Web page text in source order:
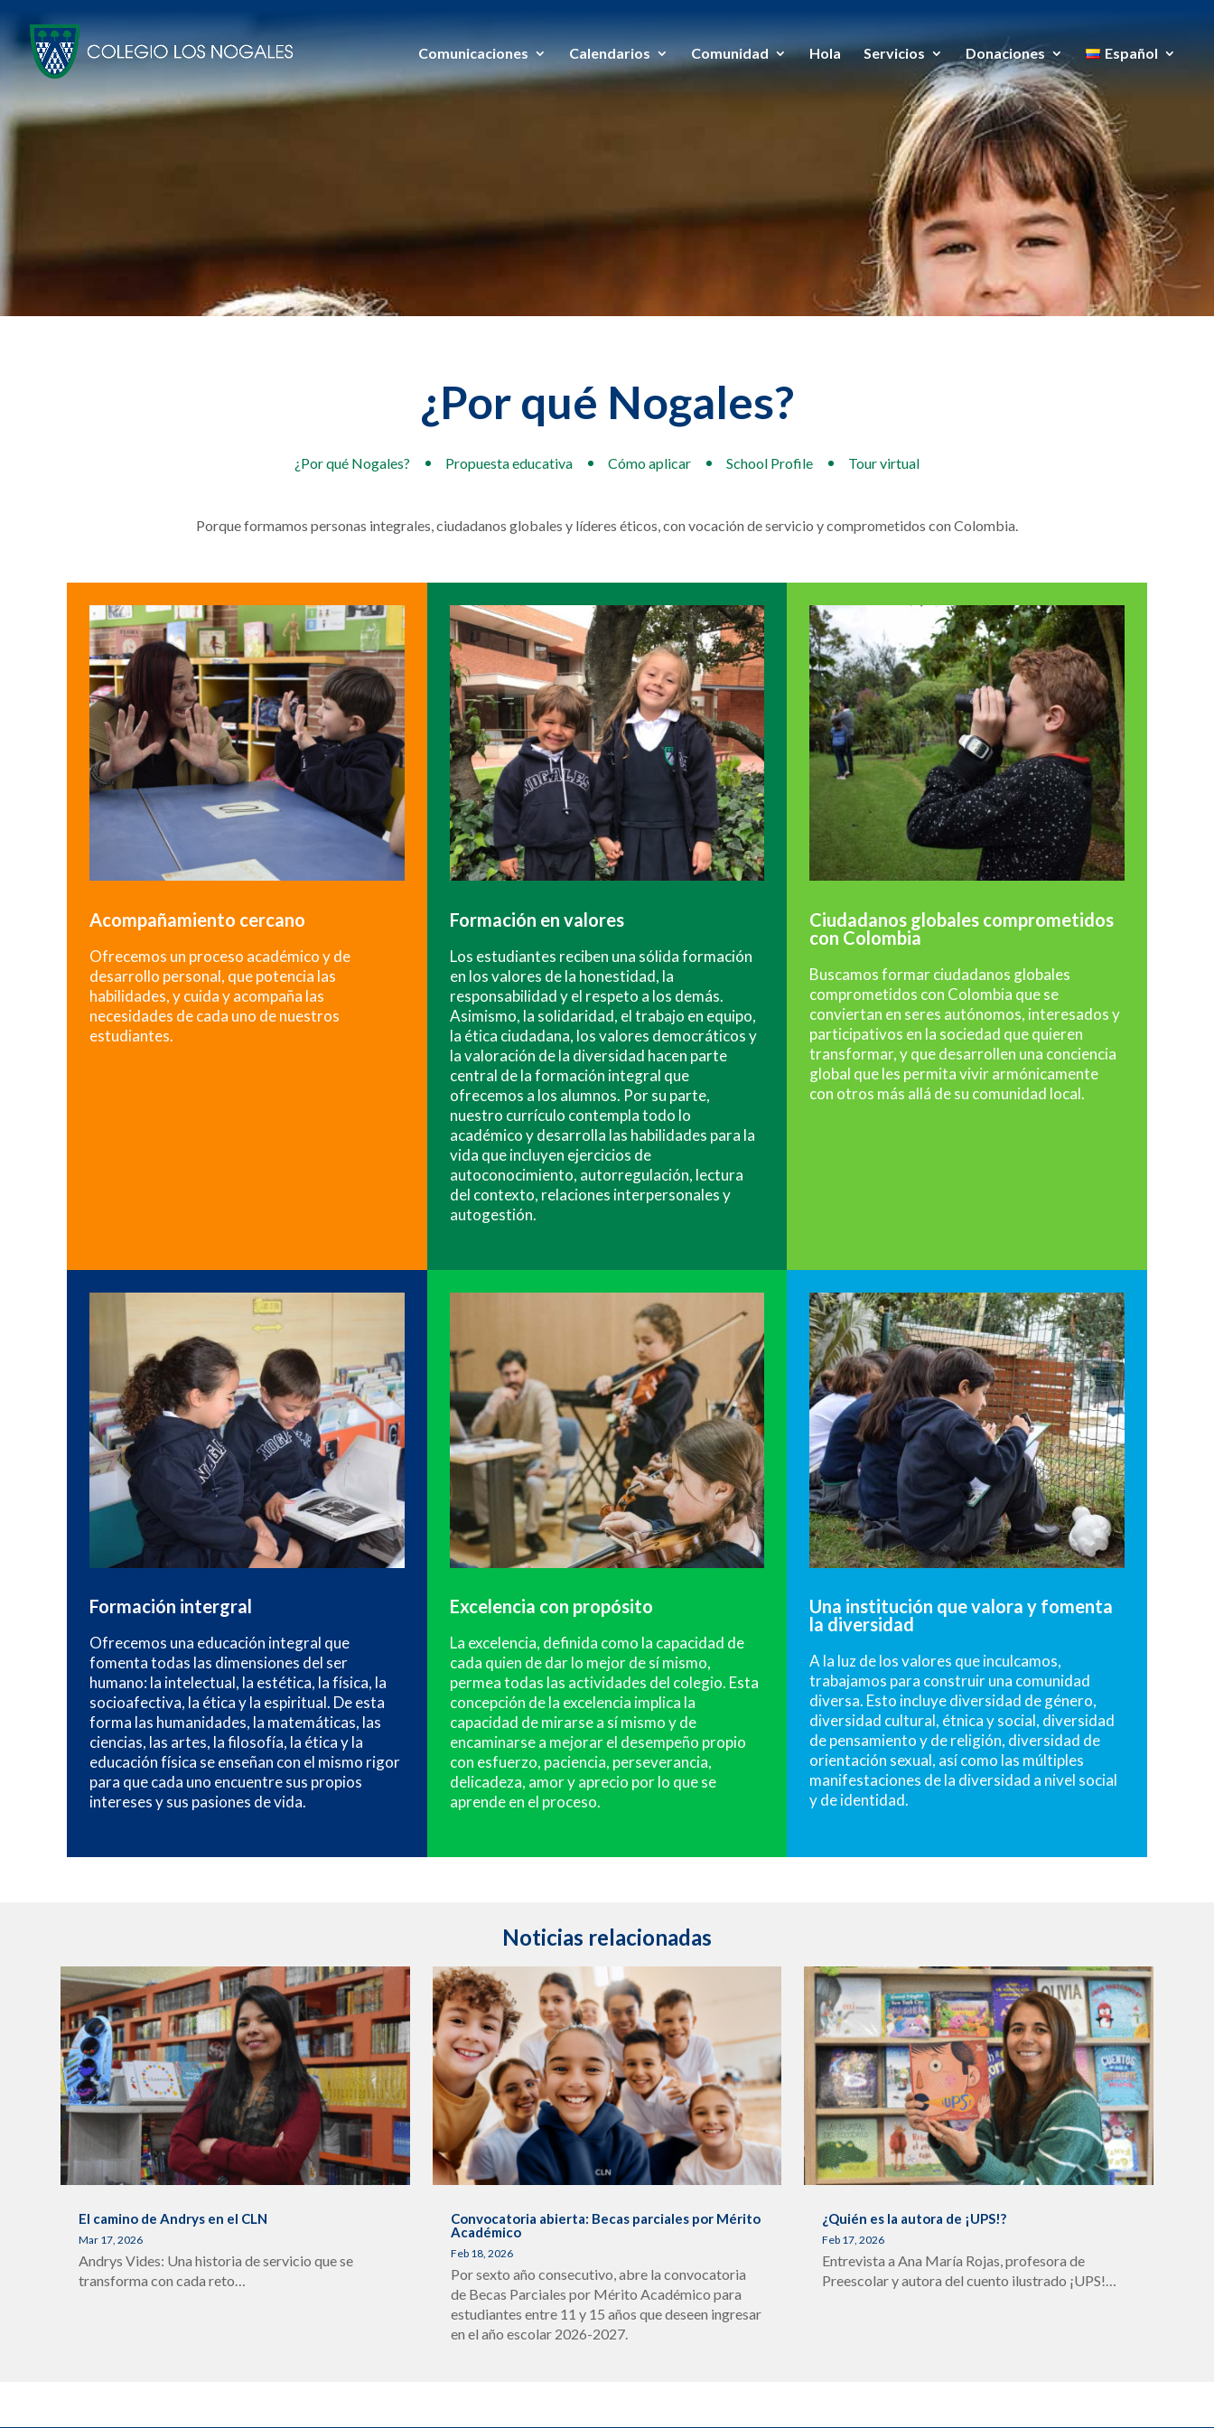
Comunicaciones Calendarios Comunidad Hola Servicios Donaciones Español
¿Por qué Nogales?
¿Por qué Nogales? Propuesta educativa Cómo aplicar School Profile Tour virtual
Porque formamos personas integrales, ciudadanos globales y líderes éticos, con vocación de servicio y comprometidos con Colombia.
Acompañamiento cercano
Ofrecemos un proceso académico y de
desarrollo personal, que potencia las
habilidades, y cuida y acompaña las
necesidades de cada uno de nuestros
estudiantes.
Formación en valores
Los estudiantes reciben una sólida formación
en los valores de la honestidad, la
responsabilidad y el respeto a los demás.
Asimismo, la solidaridad, el trabajo en equipo,
la ética ciudadana, los valores democráticos y
la valoración de la diversidad hacen parte
central de la formación integral que
ofrecemos a los alumnos. Por su parte,
nuestro currículo contempla todo lo
académico y desarrolla las habilidades para la
vida que incluyen ejercicios de
autoconocimiento, autorregulación, lectura
del contexto, relaciones interpersonales y
autogestión.
Ciudadanos globales comprometidos
con Colombia
Buscamos formar ciudadanos globales
comprometidos con Colombia que se
conviertan en seres autónomos, interesados y
participativos en la sociedad que quieren
transformar, y que desarrollen una conciencia
global que les permita vivir armónicamente
con otros más allá de su comunidad local.
Formación intergral
Ofrecemos una educación integral que
fomenta todas las dimensiones del ser
humano: la intelectual, la estética, la física, la
socioafectiva, la ética y la espiritual. De esta
forma las humanidades, la matemáticas, las
ciencias, las artes, la filosofía, la ética y la
educación física se enseñan con el mismo rigor
para que cada uno encuentre sus propios
intereses y sus pasiones de vida.
Excelencia con propósito
La excelencia, definida como la capacidad de
cada quien de dar lo mejor de sí mismo,
permea todas las actividades del colegio. Esta
concepción de la excelencia implica la
capacidad de mirarse a sí mismo y de
encaminarse a mejorar el desempeño propio
con esfuerzo, paciencia, perseverancia,
delicadeza, amor y aprecio por lo que se
aprende en el proceso.
Una institución que valora y fomenta
la diversidad
A la luz de los valores que inculcamos,
trabajamos para construir una comunidad
diversa. Esto incluye diversidad de género,
diversidad cultural, étnica y social, diversidad
de pensamiento y de religión, diversidad de
orientación sexual, así como las múltiples
manifestaciones de la diversidad a nivel social
y de identidad.
Noticias relacionadas
El camino de Andrys en el CLN
Mar 17, 2026
Andrys Vides: Una historia de servicio que se
transforma con cada reto…
Convocatoria abierta: Becas parciales por Mérito
Académico
Feb 18, 2026
Por sexto año consecutivo, abre la convocatoria
de Becas Parciales por Mérito Académico para
estudiantes entre 11 y 15 años que deseen ingresar
en el año escolar 2026-2027.
¿Quién es la autora de ¡UPS!?
Feb 17, 2026
Entrevista a Ana María Rojas, profesora de
Preescolar y autora del cuento ilustrado ¡UPS!…